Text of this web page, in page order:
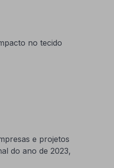
no tecido
e projetos
do ano de 2023,